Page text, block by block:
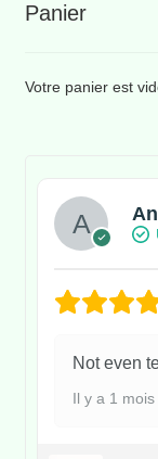
Panier
Votre panier est
Not even
Il y a 1 mois